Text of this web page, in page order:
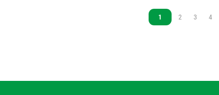
Vous êtes sur la page
1 Vous êtes sur la
2 Vous
3 4